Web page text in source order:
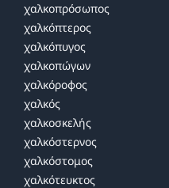
χαλκοπρόσωπος
χαλκόπτερος
χαλκόπυγος
χαλκοπώγων
χαλκόροφος
χαλκός
χαλκοσκελής
χαλκόστερνος
χαλκόστομος
χαλκότευκτος